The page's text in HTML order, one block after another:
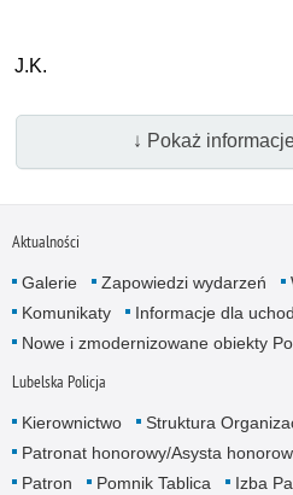
J.K.
↓ Pokaż
Aktualności
Galerie Zapowiedzi wydarzeń
Komunikaty
Informacje dla
Nowe i zmodernizowane obiekty
Lubelska Policja
Kierownictwo
Struktura
Patronat honorowy/Asysta
Patron
Pomnik Tablica Izba